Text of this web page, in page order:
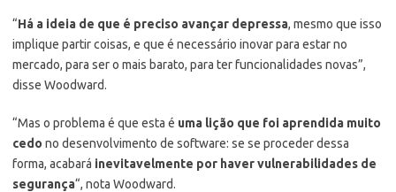
“Há a ideia de que é preciso avançar depressa, mesmo que isso
implique partir coisas, e que é necessário inovar para estar no
mercado, para ser o mais barato, para ter funcionalidades novas”,
disse Woodward.
“Mas o problema é que esta é uma lição que foi aprendida muito
cedo no desenvolvimento de software: se se proceder dessa
forma, acabará inevitavelmente por haver vulnerabilidades de
segurança“, nota Woodward.